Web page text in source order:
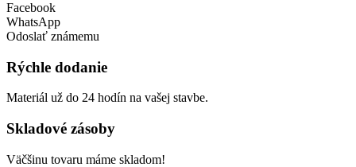
Facebook
WhatsApp
Odoslať známemu
Rýchle dodanie
Materiál už do 24 hodín na vašej stavbe.
Skladové zásoby
Väčšinu tovaru máme skladom!